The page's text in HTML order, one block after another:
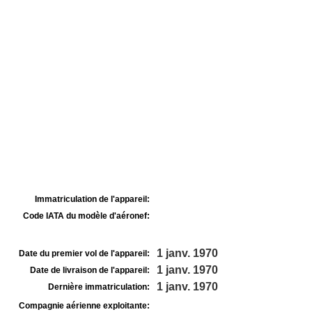
Immatriculation de l'appareil:
Code IATA du modèle d'aéronef:
Date du premier vol de l'appareil: 1 janv. 1970
Date de livraison de l'appareil: 1 janv. 1970
Dernière immatriculation: 1 janv. 1970
Compagnie aérienne exploitante: